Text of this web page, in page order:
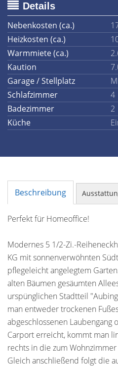
Details
Nebenkosten (ca.)
Heizkosten (ca.)
Warmmiete (ca.)
Kaution
Garage / Stellplatz
Schlafzimmer
4
Badezimmer
2
Küche
Beschreibung
Perfekt für Homeoffice!
Modernes 5 1/2-Zi.-
KG mit sonnenverwöhnten
pflegeleicht angelegtem
alten Bäumen gesäumten
urspünglichen Stadtteil
man entweder trockenen
abgeschlossenen Laubengang
Carport erreicht, kommt man
rechts in die zum
Gleich anschließend folgt die